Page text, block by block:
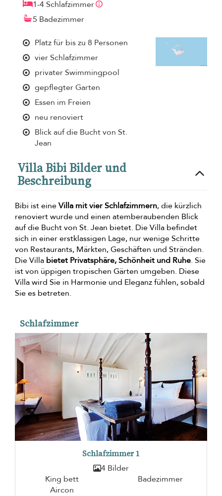
1-4 Schlafzimmer
5 Badezimmer
Platz für bis zu 8 Personen
vier Schlafzimmer
privater Swimmingpool
gepflegter Garten
Essen im Freien
neu renoviert
Blick auf die Bucht von St.
Jean
Villa Bibi Bilder und
Beschreibung
Bibi ist eineVilla mit vier Schlafzimmern, die kürzlich
renoviert wurde und einen atemberaubenden Blick
auf die Bucht von St. Jean bietet. Die Villa befindet
sich in einer erstklassigen Lage, nur wenige Schritte
von Restaurants, Märkten, Geschäften und Stränden.
Die Villa bietet Privatsphäre, Schönheit und Ruhe. Sie
ist von üppigen tropischen Gärten umgeben. Diese
Villa wird Sie in Harmonie und Eleganz fühlen, sobald
Sie es betreten.
Schlafzimmer
Schlafzimmer 1
4 Bilder
King bett
Badezimmer
Aircon